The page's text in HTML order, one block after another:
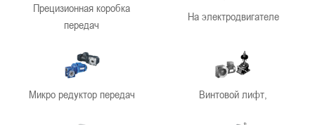
компании
контактыПрецизионная коробка
передач
На электродвигателе
Микро редуктор передач Винтовой лифт,